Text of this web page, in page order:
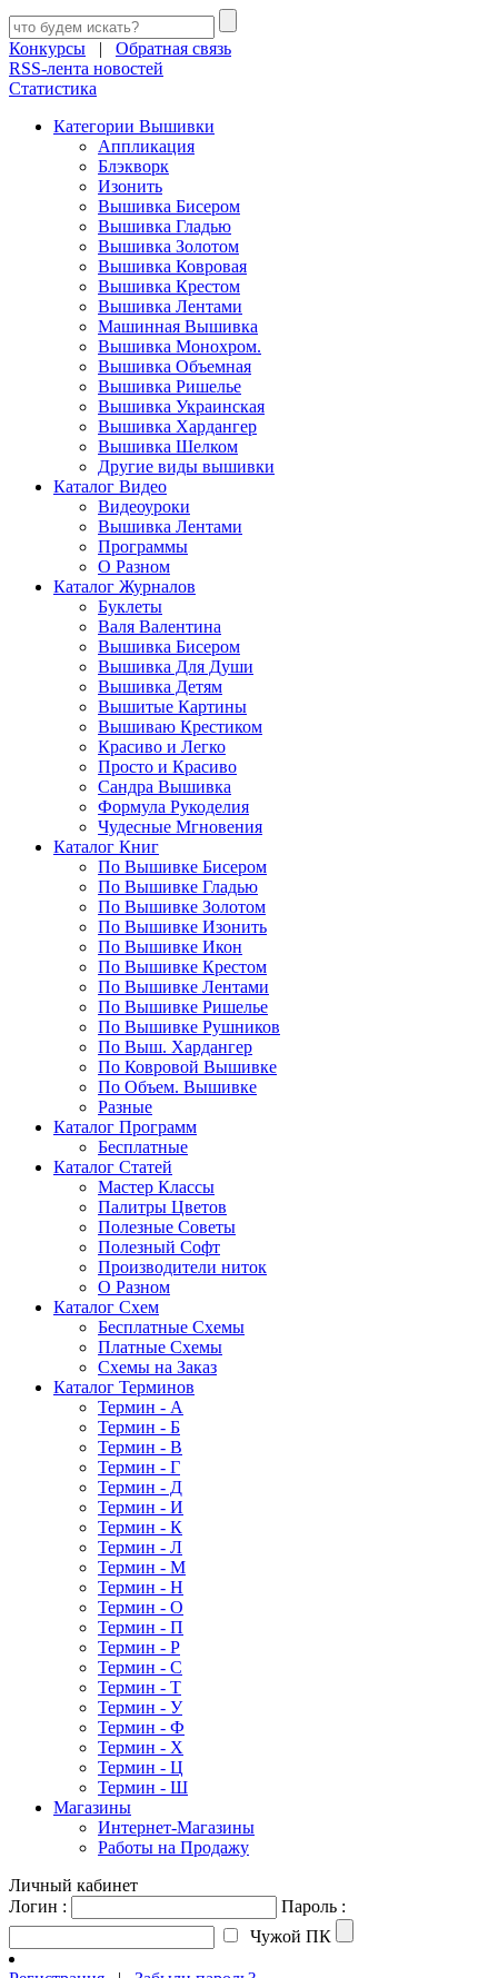
Конкурсы | Обратная связь
RSS-лента новостей
Статистика
Категории Вышивки
Аппликация
Блэкворк
Изонить
Вышивка Бисером
Вышивка Гладью
Вышивка Золотом
Вышивка Ковровая
Вышивка Крестом
Вышивка Лентами
Машинная Вышивка
Вышивка Монохром.
Вышивка Объемная
Вышивка Ришелье
Вышивка Украинская
Вышивка Хардангер
Вышивка Шелком
Другие виды вышивки
Каталог Видео
Видеоуроки
Вышивка Лентами
Программы
О Разном
Каталог Журналов
Буклеты
Валя Валентина
Вышивка Бисером
Вышивка Для Души
Вышивка Детям
Вышитые Картины
Вышиваю Крестиком
Красиво и Легко
Просто и Красиво
Сандра Вышивка
Формула Рукоделия
Чудесные Мгновения
Каталог Книг
По Вышивке Бисером
По Вышивке Гладью
По Вышивке Золотом
По Вышивке Изонить
По Вышивке Икон
По Вышивке Крестом
По Вышивке Лентами
По Вышивке Ришелье
По Вышивке Рушников
По Выш. Хардангер
По Ковровой Вышивке
По Объем. Вышивке
Разные
Каталог Программ
Бесплатные
Каталог Статей
Мастер Классы
Палитры Цветов
Полезные Советы
Полезный Софт
Производители ниток
О Разном
Каталог Схем
Бесплатные Схемы
Платные Схемы
Схемы на Заказ
Каталог Терминов
Термин - А
Термин - Б
Термин - В
Термин - Г
Термин - Д
Термин - И
Термин - К
Термин - Л
Термин - М
Термин - Н
Термин - О
Термин - П
Термин - Р
Термин - С
Термин - Т
Термин - У
Термин - Ф
Термин - Х
Термин - Ц
Термин - Ш
Магазины
Интернет-Магазины
Работы на Продажу
Личный кабинет
Логин :
Пароль :
Чужой ПК